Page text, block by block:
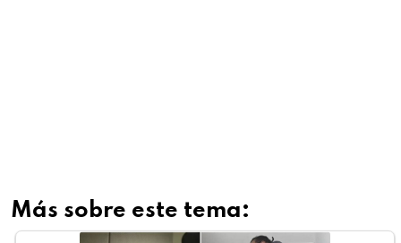
Más sobre este tema: